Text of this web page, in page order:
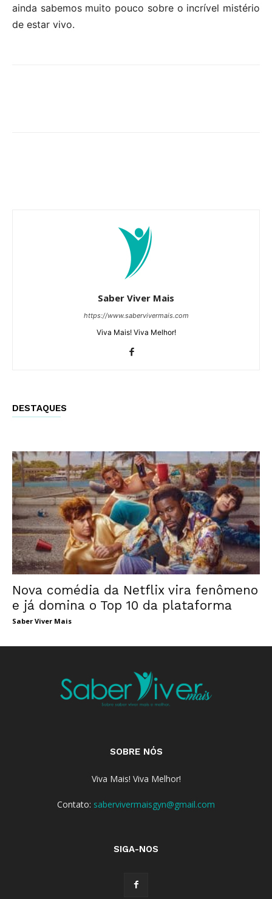
ainda sabemos muito pouco sobre o incrível mistério
de estar vivo.
Saber Viver Mais
https://www.sabervivermais.com
Viva Mais! Viva Melhor!
DESTAQUES
Nova comédia da Netflix vira fenômeno
e já domina o Top 10 da plataforma
Saber Viver Mais
SOBRE NÓS
Viva Mais! Viva Melhor!
Contato: sabervivermaisgyn@gmail.com
SIGA-NOS